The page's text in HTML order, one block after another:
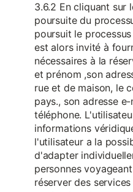
3.6.2 En cliquant sur
poursuite du
poursuit le
est alors invité à
nécessaires à la
et prénom ,son
rue et de maison, le
pays., son adresse
téléphone.
informations
l'utilisateur a la
d'adapter
personnes
réserver des